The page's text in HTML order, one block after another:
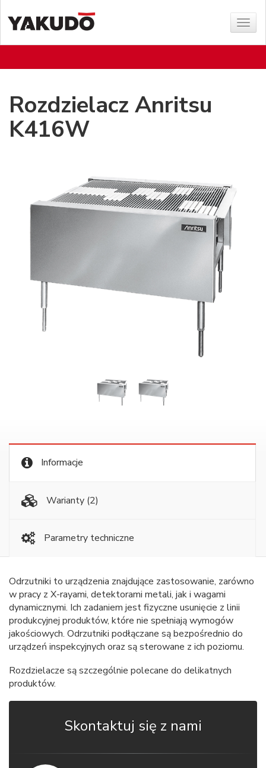
menu
Rozdzielacz Anritsu
K416W
Informacje
Warianty (2)
Parametry techniczne
Odrzutniki to urządzenia znajdujące zastosowanie, zarówno
w pracy z X-rayami, detektorami metali, jak i wagami
dynamicznymi. Ich zadaniem jest fizyczne usunięcie z linii
produkcyjnej produktów, które nie spełniają wymogów
jakościowych. Odrzutniki podłączane są bezpośrednio do
urządzeń inspekcyjnych oraz są sterowane z ich poziomu.
Rozdzielacze są szczególnie polecane do delikatnych
produktów.
Skontaktuj się z nami